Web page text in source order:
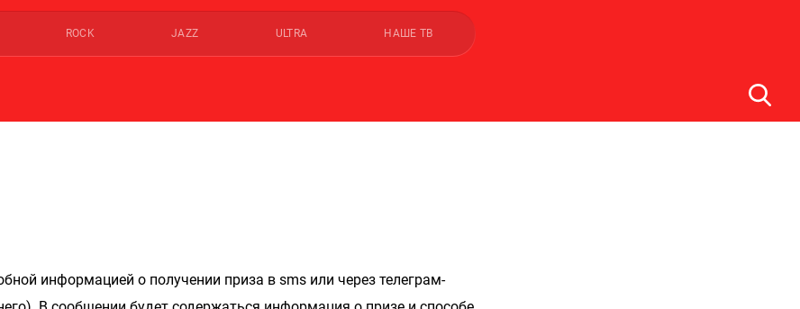
ROCK JAZZ ULTRA НАШЕ ТВ
информацией о получении приза в sms или через телеграм-